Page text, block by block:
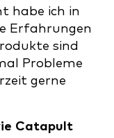
habe ich in
Erfahrungen
sind
Probleme
gerne
Catapult